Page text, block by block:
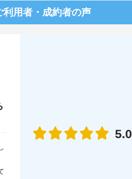
利用者・成約者の声
5.0